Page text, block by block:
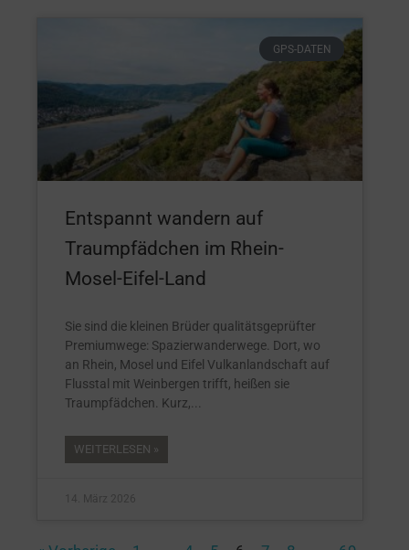
GPS-DATEN
Entspannt wandern auf
Traumpfädchen im Rhein-
Mosel-Eifel-Land
Sie sind die kleinen Brüder qualitätsgeprüfter
Premiumwege: Spazierwanderwege. Dort, wo
an Rhein, Mosel und Eifel Vulkanlandschaft auf
Flusstal mit Weinbergen trifft, heißen sie
Traumpfädchen. Kurz,
WEITERLESEN »
14. März 2026